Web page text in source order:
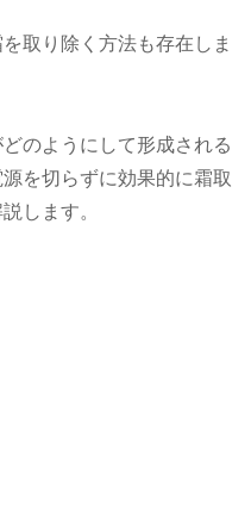
取り除く方法も存在しま
のようにして形成される
を切らずに効果的に霜取
します。